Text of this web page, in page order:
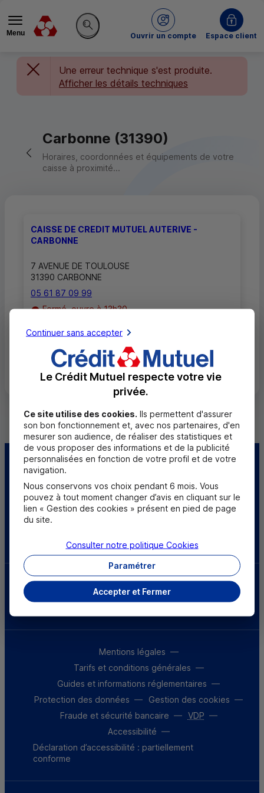
Menu
Rechercher sur le site
Ouvrir un compte
du Crédit MutuelEspace client
Une erreur technique s'est produite.
Afficher les détails techniques
Retour vers la page précédente
Carbonne (31390)
Horaires, coordonnées et équipements de votre
caisse à proximité...
CAISSE DE CREDIT MUTUEL AUTERIVE -
CARBONNE
7 AVENUE DE TOULOUSE
31390 CARBONNE
05 61 87 09 99
Fermé, ouvre à 13h30
Toutes les localités
Centre d'aide Trouver une caisse
Sourds et
malentendants
Parrainez un proche et profitez ensemble
d’avantages
Mentions légales
Tarifs et conditions générales
Guides et informations réglementaires
Protection des données
Gestion des cookies
Fraude et sécurité bancaire
VDP
Accessibilité
Déclaration d’accessibilité : partiellement
conforme
Continuer sans accepter
Le Crédit Mutuel respecte votre vie
privée.
Ce site utilise des cookies. Ils permettent d'assurer
son bon fonctionnement et, avec nos partenaires, d'en
mesurer son audience, de réaliser des statistiques et
de vous proposer des informations et de la publicité
personnalisées en fonction de votre profil et de votre
navigation.
Nous conservons vos choix pendant 6 mois. Vous
pouvez à tout moment changer d’avis en cliquant sur le
lien « Gestion des cookies » présent en pied de page
du site.
Accepter et Fermer
Paramétrer
Consulter notre politique Cookies